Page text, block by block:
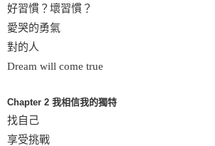
好習慣？壞習慣？
愛哭的勇氣
對的人
Dream will come true
Chapter 2 我相信我的獨特
找自己
享受挑戰